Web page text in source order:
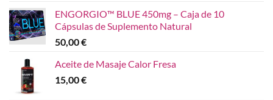
ENGORGIO™ BLUE 450mg – Caja de 10
Cápsulas de Suplemento Natural
50,00€
Aceite de Masaje Calor Fresa
15,00€